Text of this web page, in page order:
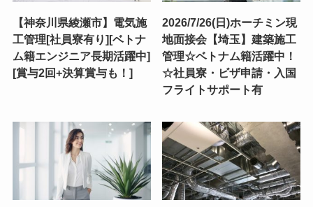
【神奈川県綾瀬市】電気施
工管理[社員寮有り][ベトナ
ム籍エンジニア長期活躍中]
[賞与2回+決算賞与も！]
2026/7/26(日)ホーチミン現
地面接会【埼玉】建築施工
管理☆ベトナム籍活躍中！
☆社員寮・ビザ申請・入国
フライトサポート有